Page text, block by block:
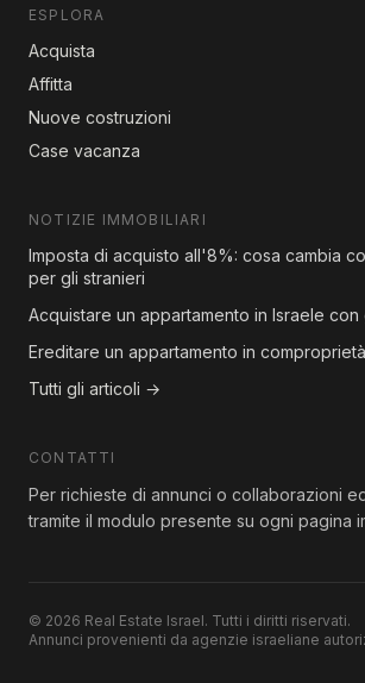
ESPLORA
Acquista
Affitta
Nuove costruzioni
Case vacanza
NOTIZIE IMMOBILIARI
Imposta di acquisto all'8%: cosa cambia
per gli stranieri
Acquistare un appartamento in Israele con
Ereditare un appartamento in
Tutti gli articoli →
CONTATTI
Per richieste di annunci o collaborazioni
tramite il modulo presente su ogni pagina
© 2026 Real Estate Israel. Tutti i diritti riservati.
Annunci provenienti da agenzie israeliane